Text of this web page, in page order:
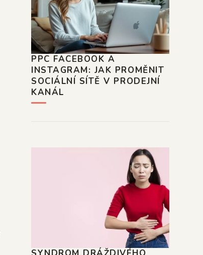
PPC FACEBOOK A
INSTAGRAM: JAK PROMĚNIT
SOCIÁLNÍ SÍTĚ V PRODEJNÍ
KANÁL